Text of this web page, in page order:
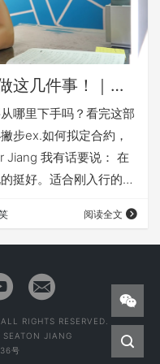
想靠拍片赚钱吗？必须先做这几件事！｜自由业接案 _By 藍諾Eleanor Jiang
哪里下手吗？看完这部
步ex.如何拟定合約，
我有话要说： 在
挺好。适合刚入行的新
阅读全文
RIGHTS RESERVED.
SEATON JIANG
号